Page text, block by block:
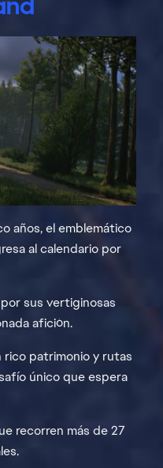
años, el emblemático
al calendario por
sus vertiginosas
afición.
rico patrimonio y rutas
único que espera
recorren más de 27